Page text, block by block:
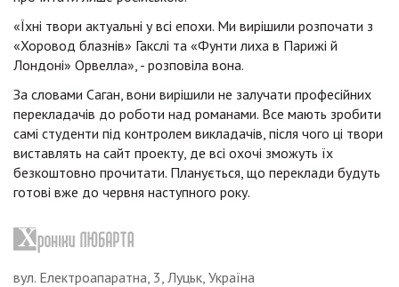
«Їхні твори актуальні у всі епохи. Ми вирішили розпочати з
«Хоровод блазнів» Гакслі та «Фунти лиха в Парижі й
Лондоні» Орвелла», - розповіла вона.
За словами Саган, вони вирішили не залучати професійних
перекладачів до роботи над романами. Все мають зробити
самі студенти під контролем викладачів, після чого ці твори
виставлять на сайт проекту, де всі охочі зможуть їх
безкоштовно прочитати. Планується, що переклади будуть
готові вже до червня наступного року.
вул. Електроапаратна, 3, Луцьк, Україна